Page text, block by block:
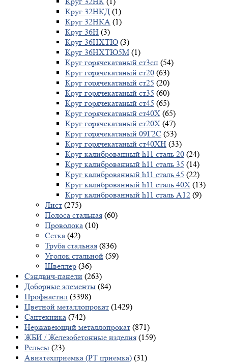
Круг 32НКД (1)
Круг 32НКА (1)
Круг 36Н (3)
Круг 36НХТЮ (3)
Круг 36НХТЮ5М (1)
Круг горячекатаный ст3сп (54)
Круг горячекатаный ст20 (63)
Круг горячекатаный ст25 (20)
Круг горячекатаный ст35 (60)
Круг горячекатаный ст45 (65)
Круг горячекатаный ст40Х (65)
Круг горячекатаный ст20Х (47)
Круг горячекатаный 09Г2С (53)
Круг горячекатаный ст40ХН (33)
Круг калиброванный h11 сталь 20 (24)
Круг калиброванный h11 сталь 35 (14)
Круг калиброванный h11 сталь 45 (22)
Круг калиброванный h11 сталь 40X (13)
Круг калиброванный h11 сталь А12 (9)
Лист (275)
Полоса стальная (60)
Проволока (10)
Сетка (42)
Труба стальная (836)
Уголок стальной (59)
Швеллер (36)
Сэндвич-панели (263)
Доборные элементы (84)
Профнастил (3398)
Цветной металлопрокат (1429)
Сантехника (742)
Нержавеющий металлопрокат (871)
ЖБИ / Железобетонные изделия (159)
Рельсы (23)
Авиатехприемка (РТ приемка) (31)